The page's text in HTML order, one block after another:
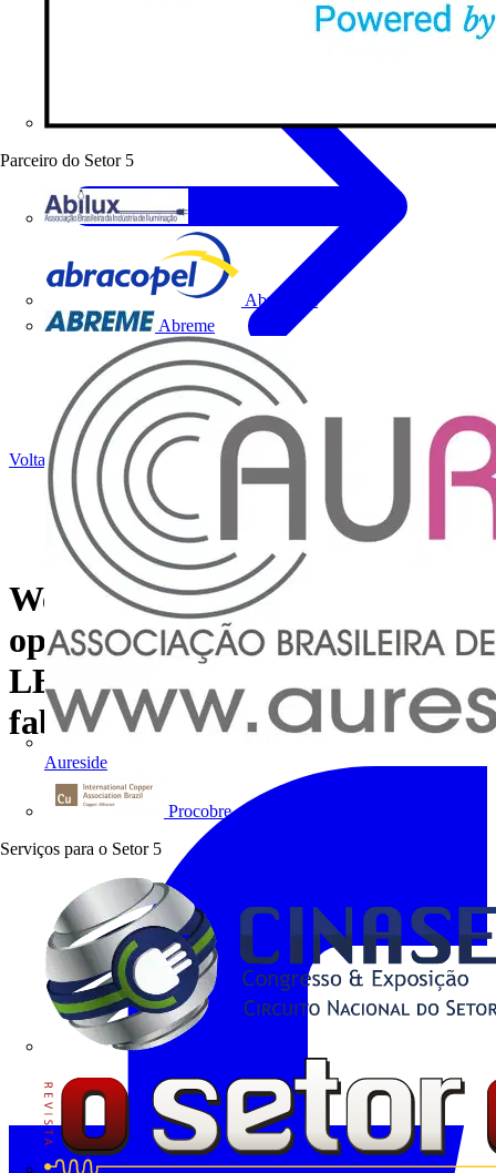
Parceiro do Setor 5
Abracopel
Abreme
Aureside
Procobre
Serviços para o Setor 5
Voltar para Notícias
Webinar - Eficiência
operacional e certificação
LEED com linhas elétricas pré-
fabricadas